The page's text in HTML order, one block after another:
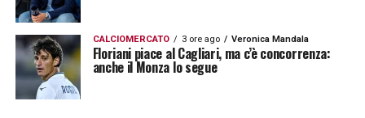
commesso 217 falli e ne hanno subiti 208,
con 36 ammonizioni e un’espulsione
all’attivo. Numeri che raccontano due
squadre simili per produzione offensiva, ma
con approcci leggermente diversi sul piano
CALCIOMERCATO 3 ore ago Veronica Mandala
Floriani piace al Cagliari, ma c’è concorrenza:
anche il Monza lo segue